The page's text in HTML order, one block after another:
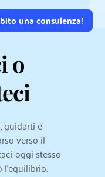
una consulenza!
o
guidarti e
verso il
oggi stesso
l'equilibrio.